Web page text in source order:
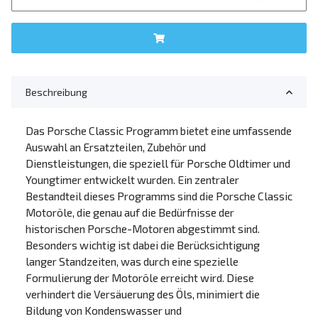
Beschreibung
Das Porsche Classic Programm bietet eine umfassende
Auswahl an Ersatzteilen, Zubehör und
Dienstleistungen, die speziell für Porsche Oldtimer und
Youngtimer entwickelt wurden. Ein zentraler
Bestandteil dieses Programms sind die Porsche Classic
Motoröle, die genau auf die Bedürfnisse der
historischen Porsche-Motoren abgestimmt sind.
Besonders wichtig ist dabei die Berücksichtigung
langer Standzeiten, was durch eine spezielle
Formulierung der Motoröle erreicht wird. Diese
verhindert die Versäuerung des Öls, minimiert die
Bildung von Kondenswasser und